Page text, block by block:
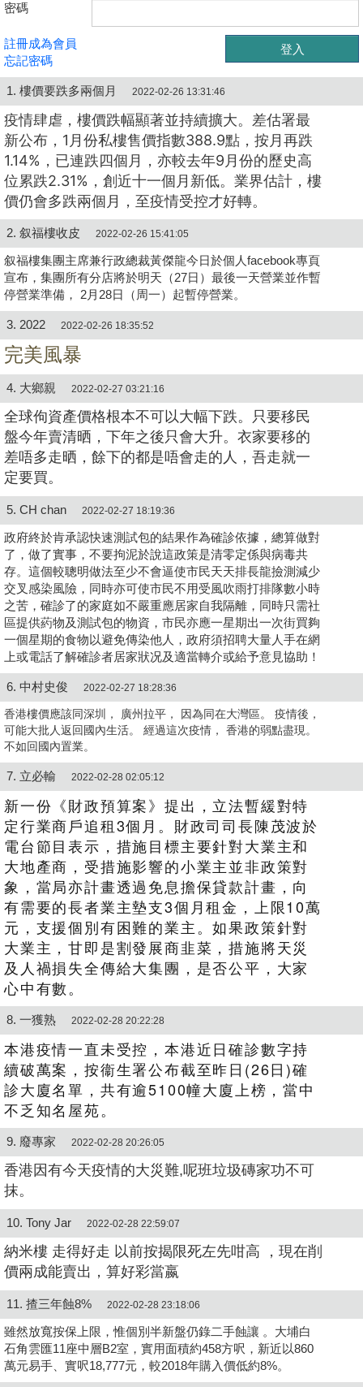
密碼
註冊成為會員
忘記密碼
1. 樓價要跌多兩個月 2022-02-26 13:31:46
疫情肆虐，樓價跌幅顯著並持續擴大。差估署最
新公布，1月份私樓售價指數388.9點，按月再跌
1.14%，已連跌四個月，亦較去年9月份的歷史高
位累跌2.31%，創近十一個月新低。業界估計，樓
價仍會多跌兩個月，至疫情受控才好轉。
2. 叙福樓收皮 2022-02-26 15:41:05
叙福樓集團主席兼行政總裁黃傑龍今日於個人facebook專頁
宣布，集團所有分店將於明天（27日）最後一天營業並作暫
停營業準備， 2月28日（周一）起暫停營業。
3. 2022 2022-02-26 18:35:52
完美風暴
4. 大鄉親 2022-02-27 03:21:16
全球佝資產價格根本不可以大幅下跌。只要移民
盤今年賣清晒，下年之後只會大升。衣家要移的
差唔多走晒，餘下的都是唔會走的人，吾走就一
定要買。
5. CH chan 2022-02-27 18:19:36
政府終於肯承認快速測試包的結果作為確診依據，總算做對
了，做了實事，不要拘泥於說這政策是清零定係與病毒共
存。這個較聰明做法至少不會逼使市民天天排長龍撿測減少
交叉感染風險，同時亦可使市民不用受風吹雨打排隊數小時
之苦，確診了的家庭如不嚴重應居家自我隔離，同時只需社
區提供葯物及測試包的物資，市民亦應一星期出一次街買夠
一個星期的食物以避免傳染他人，政府須招聘大量人手在網
上或電話了解確診者居家狀况及適當轉介或給予意見協助！
6. 中村史俊 2022-02-27 18:28:36
香港樓價應該同深圳， 廣州拉平， 因為同在大灣區。 疫情後，
可能大批人返回國內生活。 經過這次疫情， 香港的弱點盡現。
不如回國內置業。
7. 立必輸 2022-02-28 02:05:12
新一份《財政預算案》提出，立法暫緩對特
定行業商戶追租3個月。財政司司長陳茂波於
電台節目表示，措施目標主要針對大業主和
大地產商，受措施影響的小業主並非政策對
象，當局亦計畫透過免息擔保貸款計畫，向
有需要的長者業主墊支3個月租金，上限10萬
元，支援個別有困難的業主。如果政策針對
大業主，甘即是割發展商韭菜，措施將天災
及人禍損失全傳給大集團，是否公平，大家
心中有數。
8. 一獲熟 2022-02-28 20:22:28
本港疫情一直未受控，本港近日確診數字持
續破萬案，按衞生署公布截至昨日(26日)確
診大廈名單，共有逾5100幢大廈上榜，當中
不乏知名屋苑。
9. 廢專家 2022-02-28 20:26:05
香港因有今天疫情的大災難,呢班垃圾磚家功不可
抹。
10. Tony Jar 2022-02-28 22:59:07
納米樓 走得好走 以前按揭限死左先咁高 ，現在削
價兩成能賣出，算好彩當嬴
11. 揸三年蝕8% 2022-02-28 23:18:06
雖然放寬按保上限，惟個別半新盤仍錄二手蝕讓 。大埔白
石角雲匯11座中層B2室，實用面積約458方呎，新近以860
萬元易手、實呎18,777元，較2018年購入價低約8%。